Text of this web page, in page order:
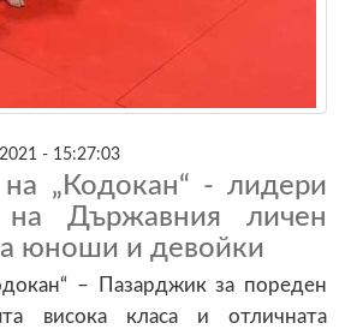
- 15:27:03
„Кодокан“ - лидери
Държавния личен
юноши и девойки
– Пазарджик за пореден
висока класа и отличната